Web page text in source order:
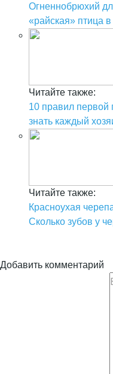
Огненнобрюхий
«райская» птица в
Читайте также:
10 правил первой
знать каждый
Читайте также:
Красноухая
Сколько зубов у
Добавить комментарий